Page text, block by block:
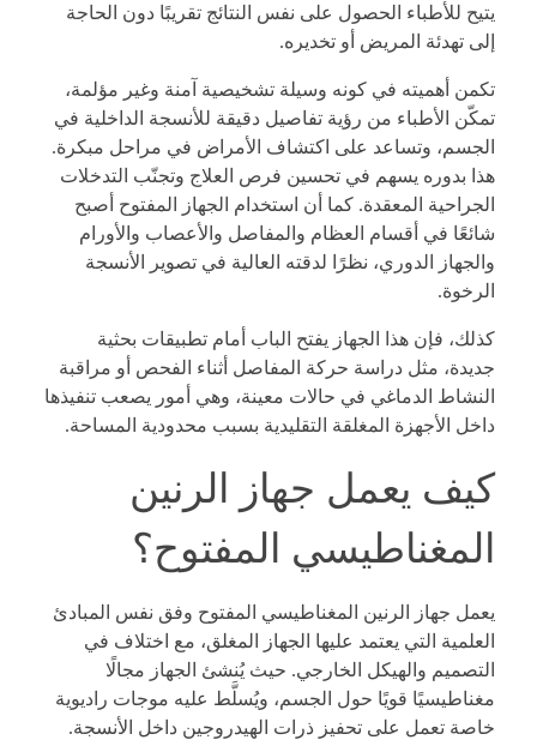
يتيح للأطباء الحصول على نفس النتائج تقريبًا دون الحاجة
إلى تهدئة المريض أو تخديره.
تكمن أهميته في كونه وسيلة تشخيصية آمنة وغير مؤلمة،
تمكّن الأطباء من رؤية تفاصيل دقيقة للأنسجة الداخلية في
الجسم، وتساعد على اكتشاف الأمراض في مراحل مبكرة.
هذا بدوره يسهم في تحسين فرص العلاج وتجنّب التدخلات
الجراحية المعقدة. كما أن استخدام الجهاز المفتوح أصبح
شائعًا في أقسام العظام والمفاصل والأعصاب والأورام
والجهاز الدوري، نظرًا لدقته العالية في تصوير الأنسجة
الرخوة.
كذلك، فإن هذا الجهاز يفتح الباب أمام تطبيقات بحثية
جديدة، مثل دراسة حركة المفاصل أثناء الفحص أو مراقبة
النشاط الدماغي في حالات معينة، وهي أمور يصعب تنفيذها
داخل الأجهزة المغلقة التقليدية بسبب محدودية المساحة.
كيف يعمل جهاز الرنين
المغناطيسي المفتوح؟
يعمل جهاز الرنين المغناطيسي المفتوح وفق نفس المبادئ
العلمية التي يعتمد عليها الجهاز المغلق، مع اختلاف في
التصميم والهيكل الخارجي. حيث يُنشئ الجهاز مجالًا
مغناطيسيًا قويًا حول الجسم، ويُسلَّط عليه موجات راديوية
خاصة تعمل على تحفيز ذرات الهيدروجين داخل الأنسجة.